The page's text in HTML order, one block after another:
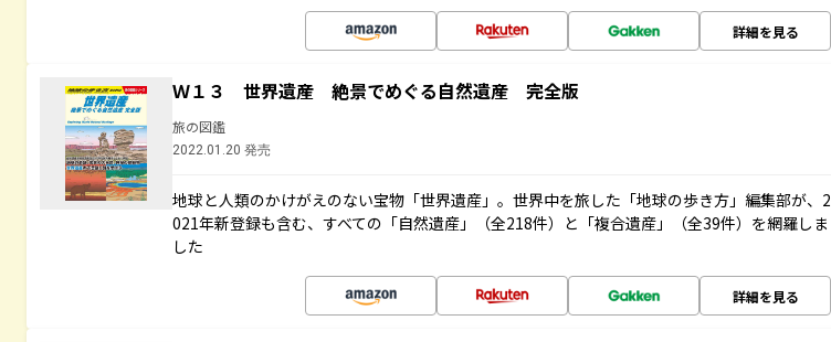
詳細を見る
Ｗ１３ 世界遺産 絶景でめぐる自然遺産 完全版
旅の図鑑
2022.01.20 発売
地球と人類のかけがえのない宝物「世界遺産」。世界中を旅した「地球の歩き方」編集部が、2
021年新登録も含む、すべての「自然遺産」（全218件）と「複合遺産」（全39件）を網羅しま
した
詳細を見る